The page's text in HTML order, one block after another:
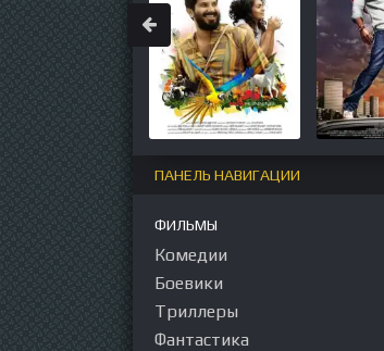
ПАНЕЛЬ НАВИГАЦИИ
ФИЛЬМЫ
Комедии
Боевики
Триллеры
Фантастика